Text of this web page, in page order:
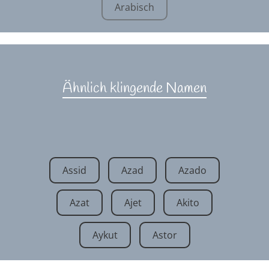
Arabisch
Ähnlich klingende Namen
Assid Azad Azado
Azat Ajet Akito
Aykut Astor